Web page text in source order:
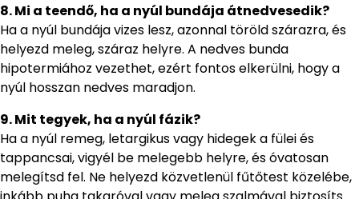
8. Mi a teendő, ha a nyúl bundája átnedvesedik?
Ha a nyúl bundája vizes lesz, azonnal töröld szárazra, és
helyezd meleg, száraz helyre. A nedves bunda
hipotermiához vezethet, ezért fontos elkerülni, hogy a
nyúl hosszan nedves maradjon.
9. Mit tegyek, ha a nyúl fázik?
Ha a nyúl remeg, letargikus vagy hidegek a fülei és
tappancsai, vigyél be melegebb helyre, és óvatosan
melegítsd fel. Ne helyezd közvetlenül fűtőtest közelébe,